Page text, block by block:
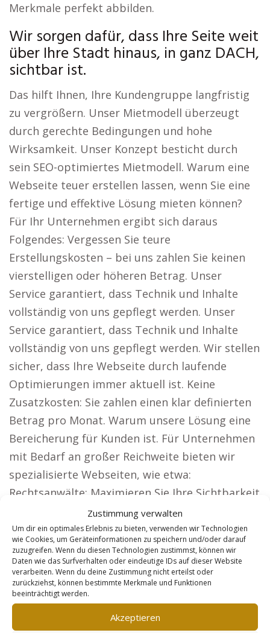
Zustimmung verwalten
Um dir ein optimales Erlebnis zu bieten, verwenden wir Technologien
wie Cookies, um Geräteinformationen zu speichern und/oder darauf
zuzugreifen. Wenn du diesen Technologien zustimmst, können wir
Daten wie das Surfverhalten oder eindeutige IDs auf dieser Website
verarbeiten. Wenn du deine Zustimmung nicht erteilst oder
zurückziehst, können bestimmte Merkmale und Funktionen
beeinträchtigt werden.
Akzeptieren
Merkmale perfekt abbilden.
Wir sorgen dafür, dass Ihre Seite weit
über Ihre Stadt hinaus, in ganz DACH,
sichtbar ist.
Das hilft Ihnen, Ihre Kundengruppe langfristig
zu vergrößern. Unser Mietmodell überzeugt
durch gerechte Bedingungen und hohe
Wirksamkeit. Unser Konzept besticht durch
sein SEO-optimiertes Mietmodell. Warum eine
Webseite teuer erstellen lassen, wenn Sie eine
fertige und effektive Lösung mieten können?
Für Ihr Unternehmen ergibt sich daraus
Folgendes: Vergessen Sie teure
Erstellungskosten – bei uns zahlen Sie keinen
vierstelligen oder höheren Betrag. Unser
Service garantiert, dass Technik und Inhalte
vollständig von uns gepflegt werden. Unser
Service garantiert, dass Technik und Inhalte
vollständig von uns gepflegt werden. Wir stellen
sicher, dass Ihre Webseite durch laufende
Optimierungen immer aktuell ist. Keine
Zusatzkosten: Sie zahlen einen klar definierten
Betrag pro Monat. Warum unsere Lösung eine
Bereicherung für Kunden ist. Für Unternehmen
mit Bedarf an großer Reichweite bieten wir
spezialisierte Webseiten, wie etwa:
Rechtsanwälte: Maximieren Sie Ihre Sichtbarkeit
und erreichen Sie neue Mandanten
deutschlandweit. Präsentieren Sie Ihre
Architektur und ziehen Sie Bauherren für neue
Projekte an.
Steuerberater: Lassen Sie Firmen und
Privatkunden Ihre Services entdecken.
Sicherheitsdienste: Seien Sie die erste Adresse